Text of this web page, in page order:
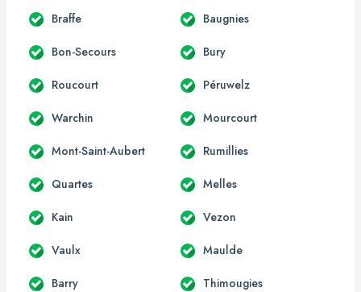
Braffe Baugnies
Bon-Secours Bury
Roucourt Péruwelz
Warchin Mourcourt
Mont-Saint-Aubert Rumillies
Quartes Melles
Kain Vezon
Vaulx Maulde
Barry Thimougies